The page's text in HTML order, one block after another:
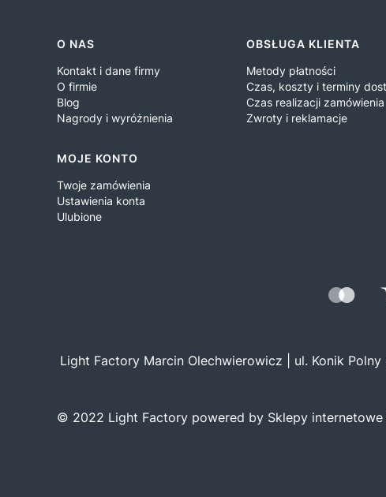
Linki w stopce
O NAS
Kontakt i dane firmy
O firmie
Blog
Nagrody i wyróżnienia
OBSŁUGA KLIENTA
Metody płatności
Czas, koszty i terminy
Czas realizacji zamówienia
Zwroty i reklamacje
MOJE KONTO
Twoje zamówienia
Ustawienia konta
Ulubione
Light Factory Marcin Olechwierowicz | ul. Konik
© 2022 Light Factory powered by Sklepy internetowe